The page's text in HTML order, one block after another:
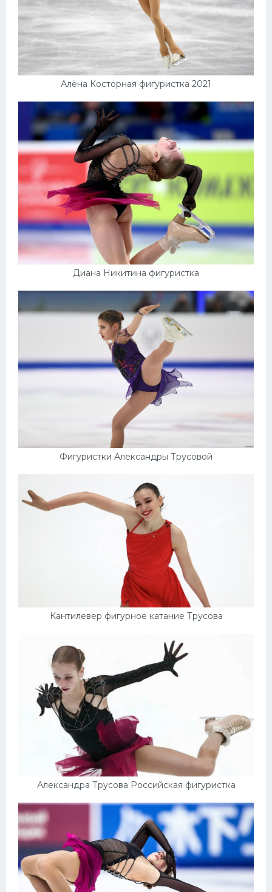
Алёна Косторная фигуристка 2021
Диана Никитина фигуристка
Фигуристки Александры Трусовой
Кантилевер фигурное катание Трусова
Александра Трусова Российская фигуристка